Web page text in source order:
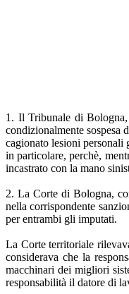
1. Il Tribunale di Bologna,
condizionalmente
cagionato lesioni
in particolare, perchè,
incastrato con la mano
2. La Corte di Bologna,
nella corrispondente
per entrambi gli imputati.
La Corte territoriale
considerava che la
macchinari dei migliori
responsabilità il datore di